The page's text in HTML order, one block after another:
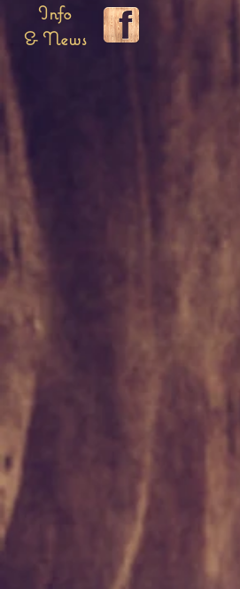
Info
& News